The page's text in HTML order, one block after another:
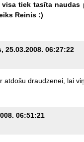
visa tiek tasīta naudas
Reinis :)
25.03.2008. 06:27:22
atdošu draudzenei, lai
06:51:21